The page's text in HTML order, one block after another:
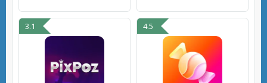
3.1 4.5